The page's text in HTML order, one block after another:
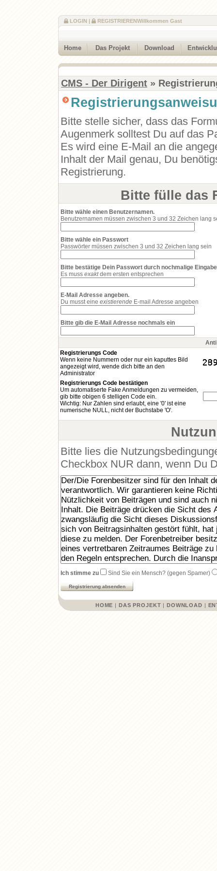
Willkommen Gast
LOGIN | REGISTRIEREN
Home Das Projekt Download
CMS - Der Dirigent »
Bitte stelle sicher, dass das
Augenmerk solltest Du auf das
Es wird eine E-Mail an die
Inhalt der Mail genau, Du
Registrierung.
Bitte fülle das
Bitte wähle einen Benutzernamen.
Benutzernamen müssen zwischen 3 und 32 Zeichen lang
Bitte wähle ein Passwort
Passwörter müssen zwischen 3 und 32 Zeichen lang sein
Bitte bestätige Dein Passwort durch nochmalige Eingabe
Es muss exaktdem ersten entsprechen
E-Mail Adresse angeben.
Du musst eine existierende E-mail Adresse angeben
Bitte gib die E-Mail Adresse nochmals ein
Registrierungs Code
Wenn keine Nummern oder nur ein kaputtes Bild
angezeigt wird, wende dich bitte an den
Administrator
Registrierungs Code bestätigen
Um automatiserte Fake Anmeldungen zu vermeiden,
gib bitte obigen 6 stelligen Code ein.
Wichtig: Nur Zahlen sind erlaubt, eine '0' ist eine
numerische NULL, nicht der Buchstabe 'O'.
Bitte lies die
Checkbox NUR dann, wenn Du
Ich stimme zu Sind Sie ein Mensch? (gegen Spamer)
HOME | DAS PROJEKT | DOWNLOAD |